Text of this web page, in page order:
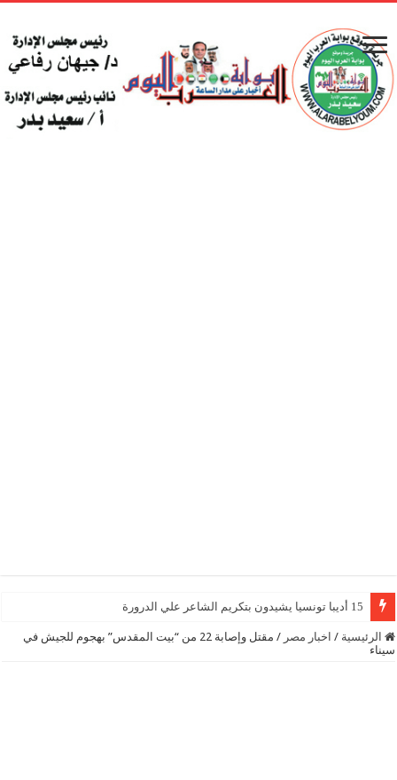
15 أديبا تونسيا يشيدون بتكريم الشاعر علي الدرورة
الرئيسية / اخبار مصر /
مقتل وإصابة 22 من “بيت المقدس” بهجوم للجيش في
سيناء